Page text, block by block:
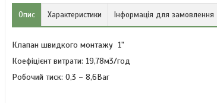
Опис Характеристики Інформація для замовлення
Клапан швидкого монтажу 1"
Коефіцієнт витрати: 19,78м3/год
Робочий тиск: 0,3 – 8,6Bar